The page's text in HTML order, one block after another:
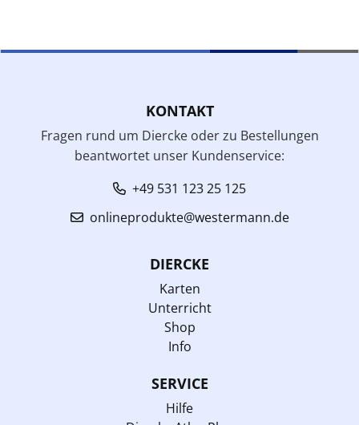
KONTAKT
Fragen rund um Diercke oder zu Bestellungen
beantwortet unser Kundenservice:
+49 531 123 25 125
onlineprodukte@westermann.de
DIERCKE
Karten
Unterricht
Shop
Info
SERVICE
Hilfe